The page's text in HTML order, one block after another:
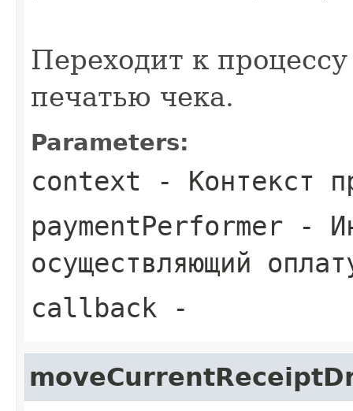
Переходит к
печатью чека.
Parameters:
context - Контекст
paymentPerformer -
осуществляющий
callback -